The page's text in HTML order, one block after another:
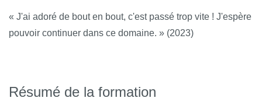
« J'ai adoré de bout en bout, c'est passé trop vite ! J'espère
pouvoir continuer dans ce domaine. » (2023)
Résumé de la formation